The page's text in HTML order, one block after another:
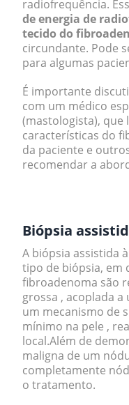
radiofrequência.
de energia de
tecido do
circundante. Pode
para algumas
É importante
com um médico
(mastologista), que
características do
da paciente e
recomendar a
Biópsia
A biópsia assistida
tipo de biópsia, em
fibroadenoma são
grossa , acoplada
um mecanismo de
mínimo na pele ,
local.Além de
maligna de um
completamente
o tratamento.